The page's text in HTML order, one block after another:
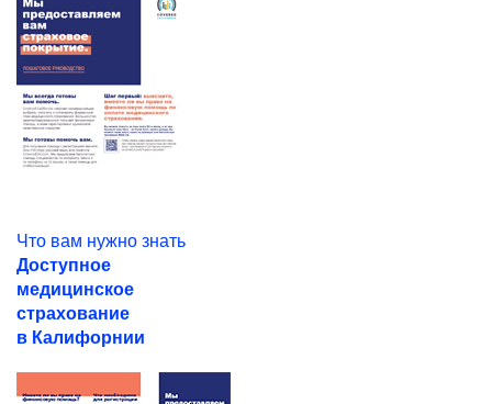
Что вам нужно знать
Доступное
медицинское
страхование
в Калифорнии